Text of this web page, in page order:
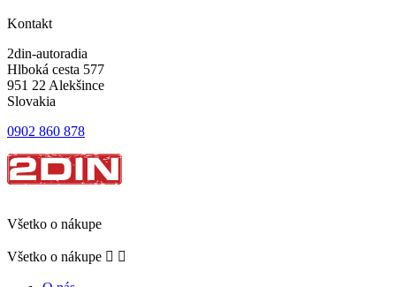
Kontakt
2din-autoradia
Hlboká cesta 577
951 22 Alekšince
Slovakia
0902 860 878
Všetko o nákupe
Všetko o nákupe  